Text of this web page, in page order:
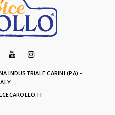
INDUSTRIALE CARINI (PA) -